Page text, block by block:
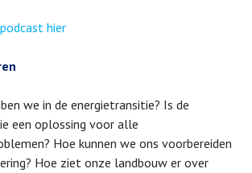
hier
we in de energietransitie? Is de
een oplossing voor alle
Hoe kunnen we ons voorbereiden
Hoe ziet onze landbouw er over